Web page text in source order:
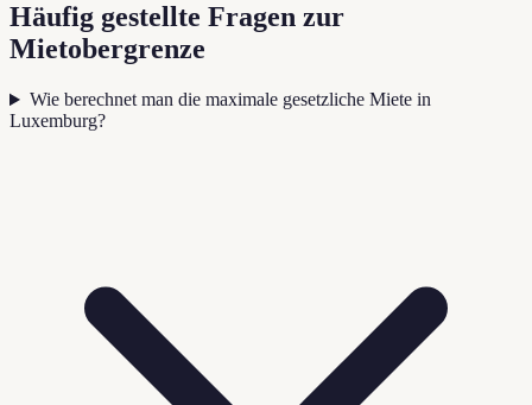
Häufig gestellte Fragen zur
Mietobergrenze
Wie berechnet man die maximale gesetzliche Miete in
Luxemburg?